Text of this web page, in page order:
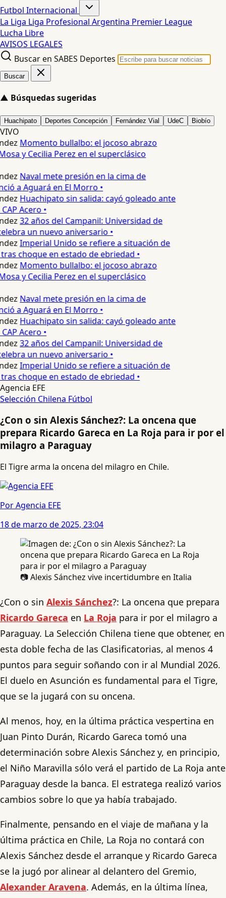
Futbol Internacional
La Liga Liga Profesional Argentina Premier League
Lucha Libre
AVISOS LEGALES
Buscar en SABES Deportes
Buscar
▲ Búsquedas sugeridas
Huachipato Deportes Concepción Fernández Vial UdeC Biobío
VIVO
Momento bullalbo: el jocoso abrazo
y Cecilia Perez en el superclásico
Naval mete presión en la cima de
a Aguará en El Morro •
Huachipato sin salida: cayó goleado ante
Acero •
32 años del Campanil: Universidad de
un nuevo aniversario •
Imperial Unido se refiere a situación de
choque en estado de ebriedad •
Momento bullalbo: el jocoso abrazo
y Cecilia Perez en el superclásico
Naval mete presión en la cima de
a Aguará en El Morro •
Huachipato sin salida: cayó goleado ante
Acero •
32 años del Campanil: Universidad de
un nuevo aniversario •
Imperial Unido se refiere a situación de
choque en estado de ebriedad •
Agencia EFE
Selección Chilena Fútbol
¿Con o sin Alexis Sánchez?: La oncena que
prepara Ricardo Gareca en La Roja para ir por el
milagro a Paraguay
El Tigre arma la oncena del milagro en Chile.
Por Agencia EFE
18 de marzo de 2025, 23:04
📷 Alexis Sánchez vive incertidumbre en Italia
¿Con o sin Alexis Sánchez?: La oncena que prepara
Ricardo Gareca en La Roja para ir por el milagro a
Paraguay. La Selección Chilena tiene que obtener, en
esta doble fecha de las Clasificatorias, al menos 4
puntos para seguir soñando con ir al Mundial 2026.
El duelo en Asunción es fundamental para el Tigre,
que se la jugará con su oncena.
Al menos, hoy, en la última práctica vespertina en
Juan Pinto Durán, Ricardo Gareca tomó una
determinación sobre Alexis Sánchez y, en principio,
el Niño Maravilla sólo verá el partido de La Roja ante
Paraguay desde la banca. El estratega realizó varios
cambios sobre lo que ya había trabajado.
Finalmente, pensando en el viaje de mañana y la
última práctica en Chile, La Roja no contará con
Alexis Sánchez desde el arranque y Ricardo Gareca
se la jugó por alinear al delantero del Gremio,
Alexander Aravena. Además, en la última línea,